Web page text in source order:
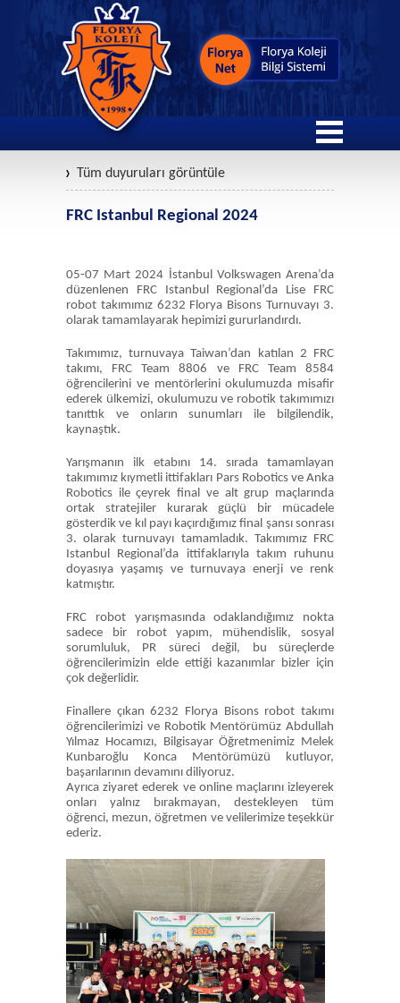
Tüm duyuruları görüntüle
FRC Istanbul Regional 2024
05-07 Mart 2024 İstanbul Volkswagen Arena’da
düzenlenen FRC Istanbul Regional’da Lise FRC
robot takımımız 6232 Florya Bisons Turnuvayı 3.
olarak tamamlayarak hepimizi gururlandırdı.
Takımımız, turnuvaya Taiwan’dan katılan 2 FRC
takımı, FRC Team 8806 ve FRC Team 8584
öğrencilerini ve mentörlerini okulumuzda misafir
ederek ülkemizi, okulumuzu ve robotik takımımızı
tanıttık ve onların sunumları ile bilgilendik,
kaynaştık.
Yarışmanın ilk etabını 14. sırada tamamlayan
takımımız kıymetli ittifakları Pars Robotics ve Anka
Robotics ile çeyrek final ve alt grup maçlarında
ortak stratejiler kurarak güçlü bir mücadele
gösterdik ve kıl payı kaçırdığımız final şansı sonrası
3. olarak turnuvayı tamamladık. Takımımız FRC
Istanbul Regional’da ittifaklarıyla takım ruhunu
doyasıya yaşamış ve turnuvaya enerji ve renk
katmıştır.
FRC robot yarışmasında odaklandığımız nokta
sadece bir robot yapım, mühendislik, sosyal
sorumluluk, PR süreci değil, bu süreçlerde
öğrencilerimizin elde ettiği kazanımlar bizler için
çok değerlidir.
Finallere çıkan 6232 Florya Bisons robot takımı
öğrencilerimizi ve Robotik Mentörümüz Abdullah
Yılmaz Hocamızı, Bilgisayar Öğretmenimiz Melek
Kunbaroğlu Konca Mentörümüzü kutluyor,
başarılarının devamını diliyoruz.
Ayrıca ziyaret ederek ve online maçlarını izleyerek
onları yalnız bırakmayan, destekleyen tüm
öğrenci, mezun, öğretmen ve velilerimize teşekkür
ederiz.